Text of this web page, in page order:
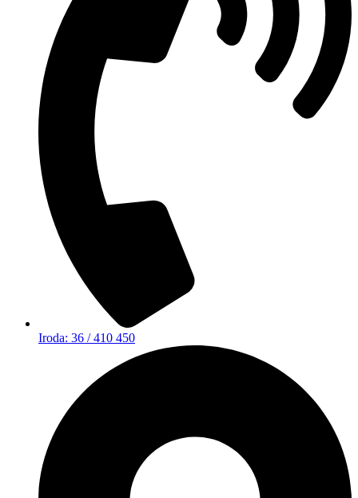
Iroda: 36 / 410 450